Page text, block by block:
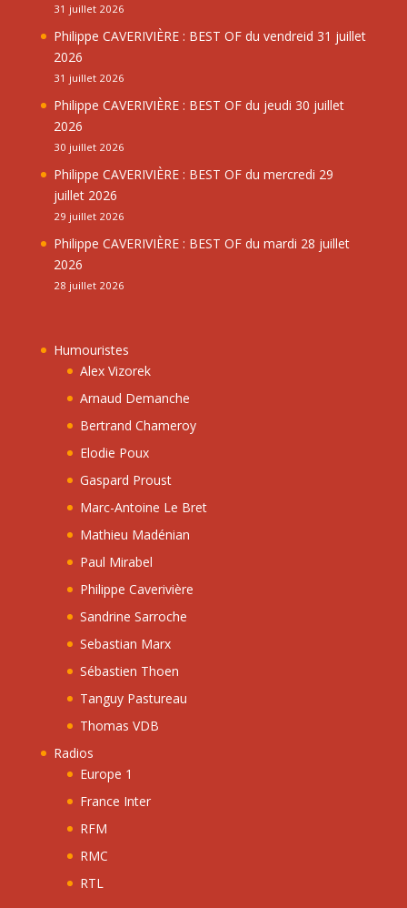
31 juillet 2026
Philippe CAVERIVIÈRE : BEST OF du vendreid 31 juillet
2026
31 juillet 2026
Philippe CAVERIVIÈRE : BEST OF du jeudi 30 juillet
2026
30 juillet 2026
Philippe CAVERIVIÈRE : BEST OF du mercredi 29
juillet 2026
29 juillet 2026
Philippe CAVERIVIÈRE : BEST OF du mardi 28 juillet
2026
28 juillet 2026
Humouristes
Alex Vizorek
Arnaud Demanche
Bertrand Chameroy
Elodie Poux
Gaspard Proust
Marc-Antoine Le Bret
Mathieu Madénian
Paul Mirabel
Philippe Caverivière
Sandrine Sarroche
Sebastian Marx
Sébastien Thoen
Tanguy Pastureau
Thomas VDB
Radios
Europe 1
France Inter
RFM
RMC
RTL